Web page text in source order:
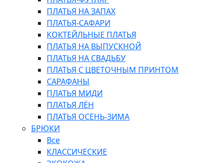
ПЛАТЬЯ НА ЗАПАХ
ПЛАТЬЯ-САФАРИ
КОКТЕЙЛЬНЫЕ ПЛАТЬЯ
ПЛАТЬЯ НА ВЫПУСКНОЙ
ПЛАТЬЯ НА СВАДЬБУ
ПЛАТЬЯ С ЦВЕТОЧНЫМ ПРИНТОМ
САРАФАНЫ
ПЛАТЬЯ МИДИ
ПЛАТЬЯ ЛЁН
ПЛАТЬЯ ОСЕНЬ-ЗИМА
БРЮКИ
Все
КЛАССИЧЕСКИЕ